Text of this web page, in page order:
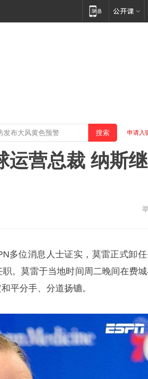
申请入
运营总裁 纳斯继
多位消息人士证实，莫雷正式卸
。莫雷于当地时间周二晚间在费
平分手、分道扬镳。